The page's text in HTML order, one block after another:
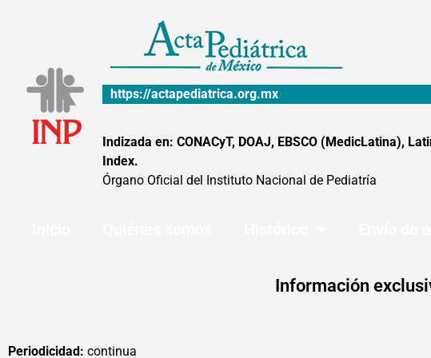
https://actapediatrica.org.mx
Indizada en: CONACyT, DOAJ, EBSCO (MedicLatina),
Index.
Órgano Oficial del Instituto Nacional de Pediatría
Información
Periodicidad: continua